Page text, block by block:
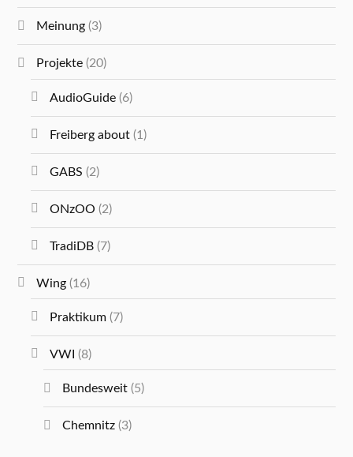
Meinung (3)
Projekte (20)
AudioGuide(6)
Freiberg about(1)
GABS (2)
ONzOO (2)
TradiDB(7)
Wing (16)
Praktikum(7)
VWI (8)
Bundesweit(5)
Chemnitz(3)